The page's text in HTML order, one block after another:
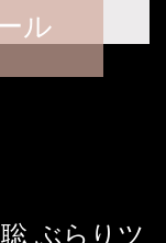
ル
ぶらりツ